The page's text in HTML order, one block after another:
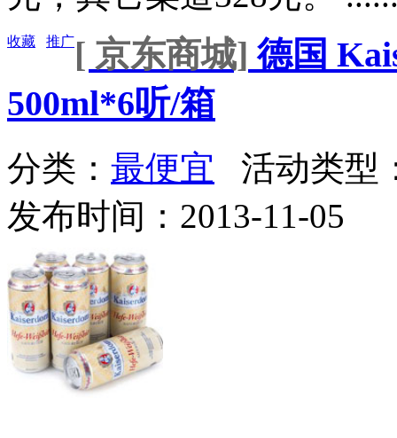
收藏 推广[ 京东商城] 德国
500ml*6听/箱
分类： 最便宜 活动类型
发布时间：2013-11-05